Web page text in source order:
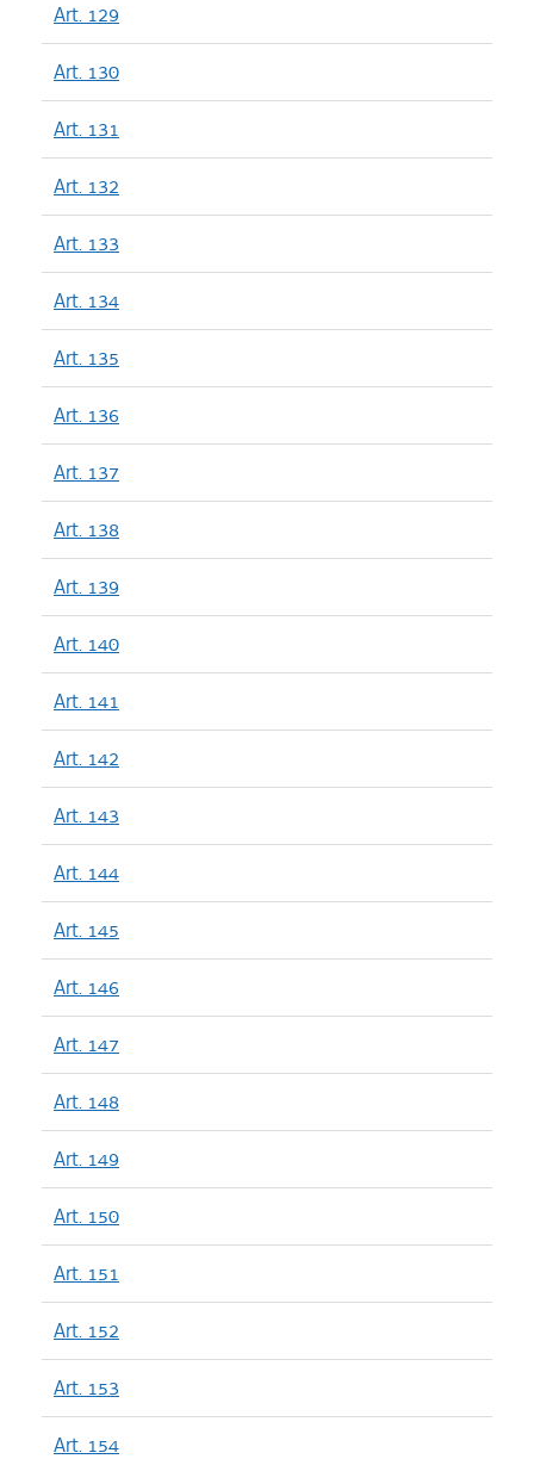
Art. 129
Art. 130
Art. 131
Art. 132
Art. 133
Art. 134
Art. 135
Art. 136
Art. 137
Art. 138
Art. 139
Art. 140
Art. 141
Art. 142
Art. 143
Art. 144
Art. 145
Art. 146
Art. 147
Art. 148
Art. 149
Art. 150
Art. 151
Art. 152
Art. 153
Art. 154